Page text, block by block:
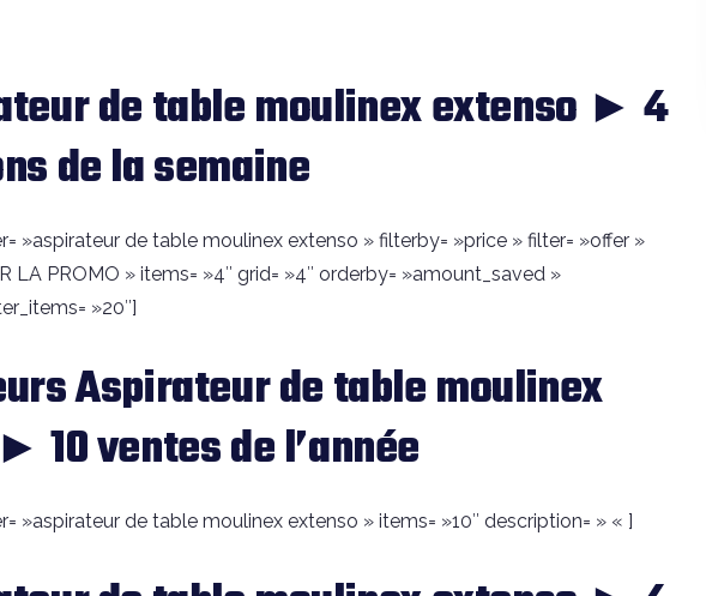
de table moulinex extenso ► 4
de la semaine
»aspirateur de table moulinex extenso » filterby= »price » filter= »offer »
LA PROMO » items= »4″ grid= »4″ orderby= »amount_saved »
»20″]
Aspirateur de table moulinex
10 ventes de l’année
»aspirateur de table moulinex extenso » items= »10″ description= » « ]